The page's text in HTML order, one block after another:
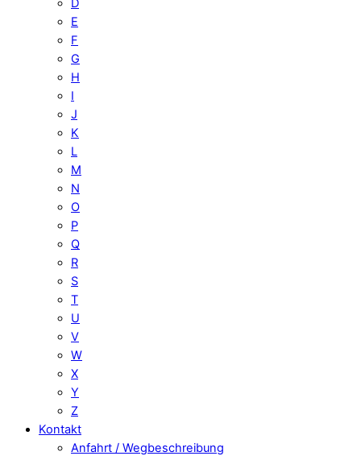
E
F
G
H
I
J
K
L
M
N
O
P
Q
R
S
T
U
V
W
X
Y
Z
Kontakt
Anfahrt / Wegbeschreibung